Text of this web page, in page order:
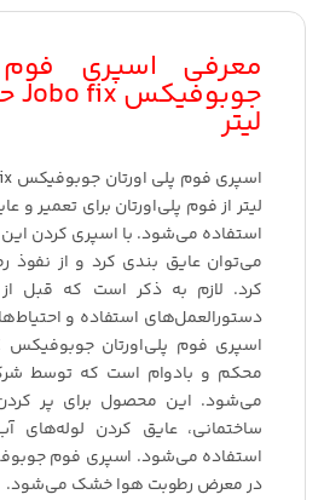
معرفی اسپری فوم
لیتر
لیتر از فوم پلی‌اورتان برای تعمیر
استفاده می‌شود. با اسپری کردن
می‌توان عایق بندی کرد و از نفوذ
کرد. لازم به ذکر است که قبل
دستورالعمل‌های استفاده و
محکم و بادوام است که توسط
می‌شود. این محصول برای پر
ساختمانی، عایق کردن لوله‌های
استفاده می‌شود. اسپری فوم
در معرض رطوبت هوا خشک می‌شود.